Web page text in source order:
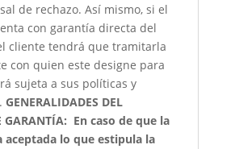
de rechazo. Así mismo, si el
con garantía directa del
cliente tendrá que tramitarla
con quien este designe para
sujeta a sus políticas y
GENERALIDADES DEL
GARANTÍA: En caso de que la
aceptada lo que estipula la